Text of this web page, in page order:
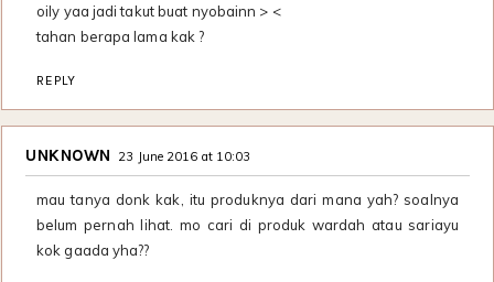
oily yaa jadi takut buat nyobainn > <
tahan berapa lama kak ?
REPLY
UNKNOWN 23 June 2016 at 10:03
mau tanya donk kak, itu produknya dari mana yah? soalnya
belum pernah lihat. mo cari di produk wardah atau sariayu
kok gaada yha??